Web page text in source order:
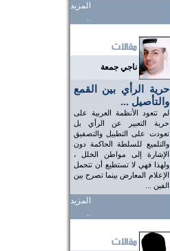
المزيد
..
ناجي جمعة
حرية الرأي بين القمع
والتأصيل ...
لم تتعود الأنظمة العربية على
حرية التعبير عن الرأي بل
تعودت على التطبيل والتصفيق
والتلميع للسلطة الحاكمة دون
الإشارة إلى مواطن الخلل ،
ولهذا فهي لا تستطيع أن تتحمل
الإعلام المعارض بينما تصرح بين
الفين ...
المزيد
..